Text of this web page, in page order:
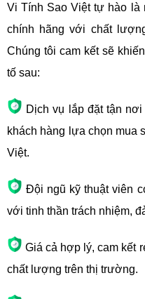
Vi Tính Sao Việt tự hào là
chính hãng với chất
Chúng tôi cam kết sẽ
tố sau:
Dịch vụ lắp đặt tận
khách hàng lựa chọn mua
Việt.
Đội ngũ kỹ thuật viên
với tinh thần trách nhiệm,
Giá cả hợp lý, cam kết
chất lượng trên thị trường.